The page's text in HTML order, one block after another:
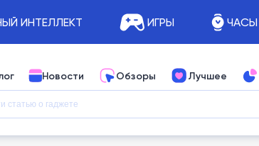
ИНТЕЛЛЕКТ ИГРЫ ЧАСЫ
Новости Обзоры Лучшее